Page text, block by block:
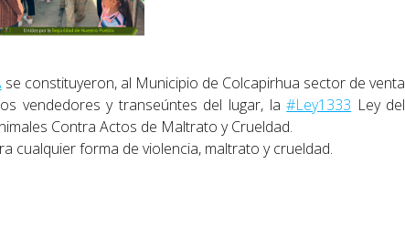
se constituyeron, al Municipio de Colcapirhua sector de venta
vendedores y transeúntes del lugar, la#Ley1333 Ley del
Contra Actos de Maltrato y Crueldad.
cualquier forma de violencia, maltrato y crueldad.